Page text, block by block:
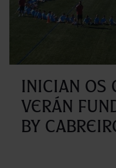
Inician os
verán
by